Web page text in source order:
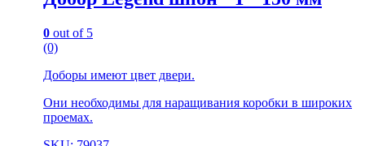
0 out of 5
(0)
Доборы имеют цвет двери.
Они необходимы для наращивания коробки в широких
проемах.